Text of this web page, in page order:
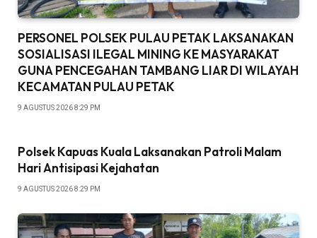
PERSONEL POLSEK PULAU PETAK LAKSANAKAN
SOSIALISASI ILEGAL MINING KE MASYARAKAT
GUNA PENCEGAHAN TAMBANG LIAR DI WILAYAH
KECAMATAN PULAU PETAK
9 AGUSTUS 2026 8:29 PM
Polsek Kapuas Kuala Laksanakan Patroli Malam
Hari Antisipasi Kejahatan
9 AGUSTUS 2026 8:29 PM